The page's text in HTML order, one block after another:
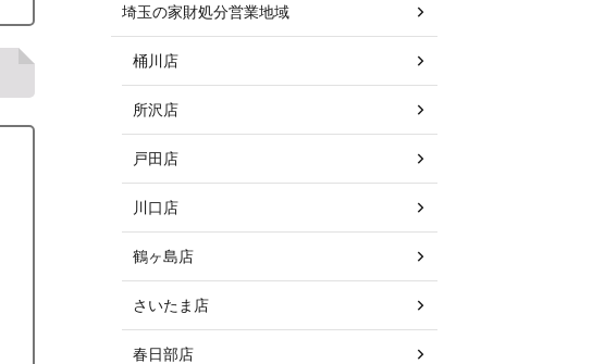
埼玉の家財処分営業地域
桶川店
所沢店
戸田店
川口店
鶴ヶ島店
さいたま店
春日部店